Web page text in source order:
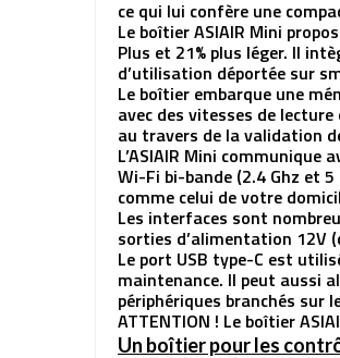
ce qui lui confère une
Le boîtier ASIAIR Mini
Plus et 21% plus léger. Il
d’utilisation déportée sur
Le boîtier embarque une
avec des vitesses de
au travers de la validation
L’ASIAIR Mini
Wi-Fi bi-bande (2.4 Ghz et
comme celui de votre
Les interfaces sont
sorties d’alimentation 12V
Le port USB type-C est
maintenance. Il peut aussi
périphériques branchés sur
ATTENTION ! Le boîtier
Un boîtier pour les